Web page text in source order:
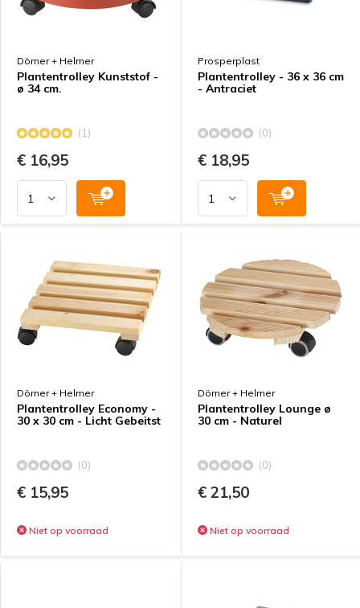
Dörner + Helmer
Plantentrolley Kunststof -
ø 34 cm.
(1)
€ 16,95
Prosperplast
Plantentrolley - 36 x 36 cm
- Antraciet
(0)
€ 18,95
Dörner + Helmer
Plantentrolley Economy -
30 x 30 cm - Licht Gebeitst
(0)
€ 15,95
Niet op voorraad
Dörner + Helmer
Plantentrolley Lounge ø
30 cm - Naturel
(0)
€ 21,50
Niet op voorraad